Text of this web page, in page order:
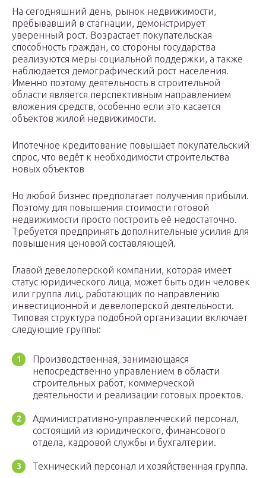
На сегодняшний день, рынок недвижимости,
пребывавший в стагнации, демонстрирует
уверенный рост. Возрастает покупательская
способность граждан, со стороны государства
реализуются меры социальной поддержки, а также
наблюдается демографический рост населения.
Именно поэтому деятельность в строительной
области является перспективным направлением
вложения средств, особенно если это касается
объектов жилой недвижимости.
Ипотечное кредитование повышает покупательский
спрос, что ведёт к необходимости строительства
новых объектов
Но любой бизнес предполагает получения прибыли.
Поэтому для повышения стоимости готовой
недвижимости просто построить её недостаточно.
Требуется предпринять дополнительные усилия для
повышения ценовой составляющей.
Главой девелоперской компании, которая имеет
статус юридического лица, может быть один человек
или группа лиц, работающих по направлению
инвестиционной и девелоперской деятельности.
Типовая структура подобной организации включает
следующие группы:
Производственная, занимающаяся
непосредственно управлением в области
строительных работ, коммерческой
деятельности и реализации готовых проектов.
Административно-управленческий персонал,
состоящий из юридического, финансового
отдела, кадровой службы и бухгалтерии.
Технический персонал и хозяйственная группа.